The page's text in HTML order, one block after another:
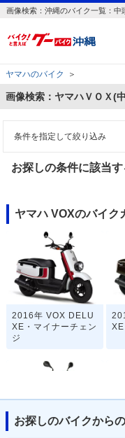
画像検索：沖縄のバイク一覧：
ヤマハのバイク ＞
画像検索：ヤマハＶＯＸ(
条件を指定して絞り込み
お探しの条件に該当
ヤマハ VOXのバイク
2016年 VOX DELU
XE・マイナーチェン
ジ
お探しのバイクから